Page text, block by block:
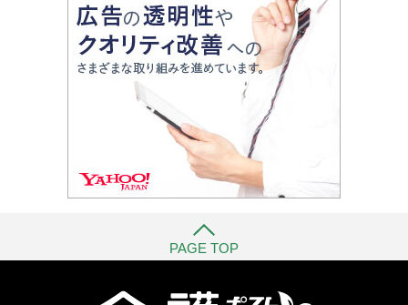
PAGE TOP